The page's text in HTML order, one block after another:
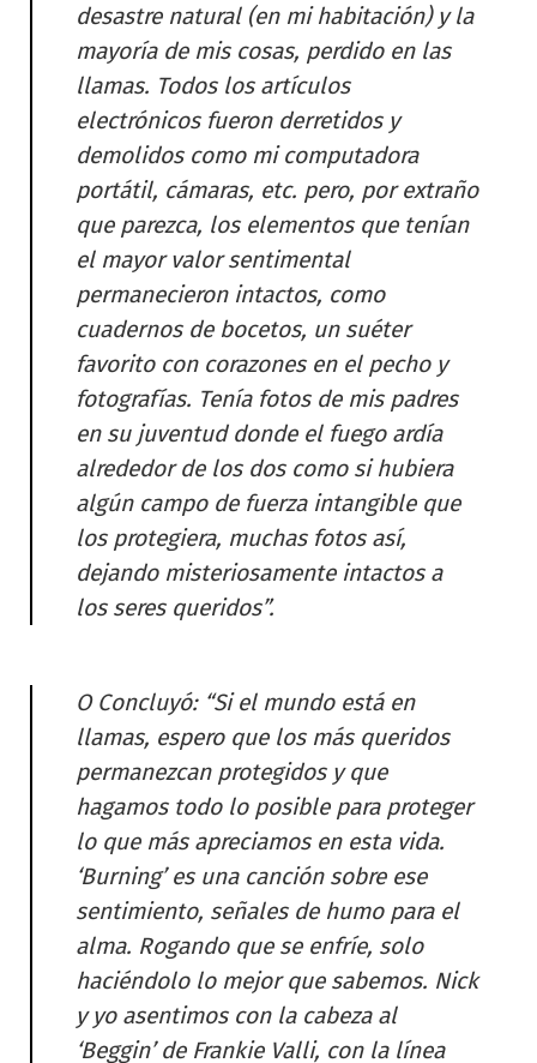
desastre natural (en mi habitación) y la
mayoría de mis cosas, perdido en las
llamas. Todos los artículos
electrónicos fueron derretidos y
demolidos como mi computadora
portátil, cámaras, etc. pero, por extraño
que parezca, los elementos que tenían
el mayor valor sentimental
permanecieron intactos, como
cuadernos de bocetos, un suéter
favorito con corazones en el pecho y
fotografías. Tenía fotos de mis padres
en su juventud donde el fuego ardía
alrededor de los dos como si hubiera
algún campo de fuerza intangible que
los protegiera, muchas fotos así,
dejando misteriosamente intactos a
los seres queridos”.
O Concluyó: “Si el mundo está en
llamas, espero que los más queridos
permanezcan protegidos y que
hagamos todo lo posible para proteger
lo que más apreciamos en esta vida.
‘Burning’ es una canción sobre ese
sentimiento, señales de humo para el
alma. Rogando que se enfríe, solo
haciéndolo lo mejor que sabemos. Nick
y yo asentimos con la cabeza al
‘Beggin’ de Frankie Valli, con la línea